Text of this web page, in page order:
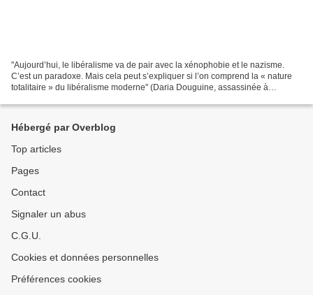
"Aujourd’hui, le libéralisme va de pair avec la xénophobie et le nazisme.
C’est un paradoxe. Mais cela peut s’expliquer si l’on comprend la « nature
totalitaire » du libéralisme moderne" (Daria Douguine, assassinée à
Hébergé par Overblog
Top articles
Pages
Contact
Signaler un abus
C.G.U.
Cookies et données personnelles
Préférences cookies